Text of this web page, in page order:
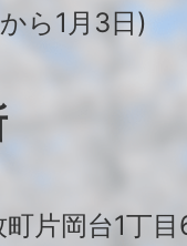
ら1月3日)
片岡台1丁目